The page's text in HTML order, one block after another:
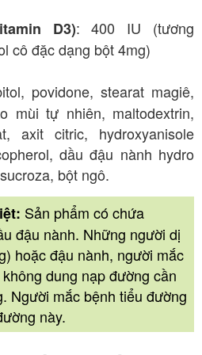
D3): 400 IU (tương
cô đặc dạng bột 4mg)
povidone, stearat magiê,
mùi tự nhiên, maltodextrin,
axit citric, hydroxyanisole
dầu đậu nành hydro
bột ngô.
Sản phẩm có chứa
đậu nành. Những người dị
hoặc đậu nành, người mắc
dung nạp đường cần
Người mắc bệnh tiểu đường
này.